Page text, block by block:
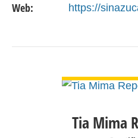
Web: https://
Tia Mima